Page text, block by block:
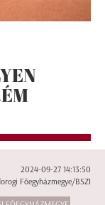
2024-09-27 14:13:50
Főegyházmegye/BSZI